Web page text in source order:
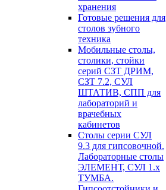
хранения
Готовые решения для
столов зубного
техника
Мобильные столы,
столики, стойки
серий СЗТ ДРИМ,
СЗТ 7.2, СУЛ
ШТАТИВ, СПП для
лабораторий и
врачебных
кабинетов
Столы серии СУЛ
9.3 для гипсовочной.
Лабораторные столы
ЭЛЕМЕНТ, СУЛ 1.х
ТУМБА.